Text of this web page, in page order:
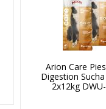
Arion Care
Digestion
2x12kg